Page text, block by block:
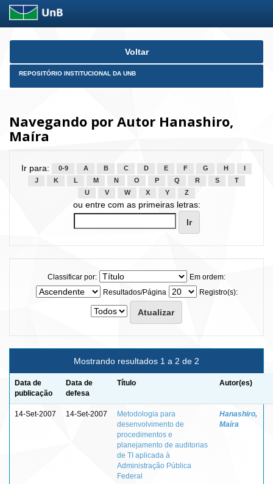
Skip
Voltar
REPOSITÓRIO INSTITUCIONAL DA UNB
Navegando por Autor Hanashiro,
Maíra
Ir para: 0-9 A B C D E F G H
J
K L M N O P Q R S
T
U
V W X Y Z
ou entre com as primeiras letras:
Classificar por:
Em ordem:
Resultados/Página
Registro(s):
Mostrando resultados 1 a 2 de 2
Data de
publicação
Data de
defesa
Título Autor(es)
14-Set-2007 14-Set-2007
Metodologia para
desenvolvimento de
procedimentos e
planejamento de auditorias
de TI aplicada à
Administração Pública
Federal
Hanashiro,
Maíra